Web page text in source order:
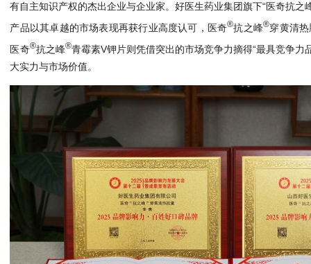
有自主知识产权的杰出企业与企业家。好医生药业集团旗下“医奇抗之
产品以其卓越的市场表现再获行业高度认可，医奇®抗之峰®穿黄清
医奇®抗之峰®青霉素V钾片则凭借突出的市场竞争力摘得“最具竞争力
大实力与市场价值。